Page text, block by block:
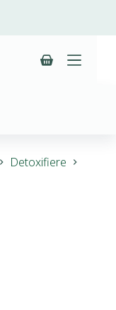
Detoxifiere